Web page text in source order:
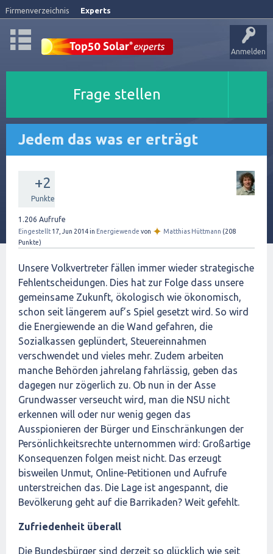
Firmenverzeichnis Experts
Anmelden
Frage stellen
Jedem das was er erträgt
+2
Punkte
1.206 Aufrufe
Eingestellt 17, Jun 2014in Energiewende von ✦ Matthias Hüttmann (208
Punkte)
Unsere Volkvertreter fällen immer wieder strategische
Fehlentscheidungen. Dies hat zur Folge dass unsere
gemeinsame Zukunft, ökologisch wie ökonomisch,
schon seit längerem auf’s Spiel gesetzt wird. So wird
die Energiewende an die Wand gefahren, die
Sozialkassen geplündert, Steuereinnahmen
verschwendet und vieles mehr. Zudem arbeiten
manche Behörden jahrelang fahrlässig, geben das
dagegen nur zögerlich zu. Ob nun in der Asse
Grundwasser verseucht wird, man die NSU nicht
erkennen will oder nur wenig gegen das
Ausspionieren der Bürger und Einschränkungen der
Persönlichkeitsrechte unternommen wird: Großartige
Konsequenzen folgen meist nicht. Das erzeugt
bisweilen Unmut, Online-Petitionen und Aufrufe
unterstreichen das. Die Lage ist angespannt, die
Bevölkerung geht auf die Barrikaden? Weit gefehlt.
Zufriedenheit überall
Die Bundesbürger sind derzeit so glücklich wie seit